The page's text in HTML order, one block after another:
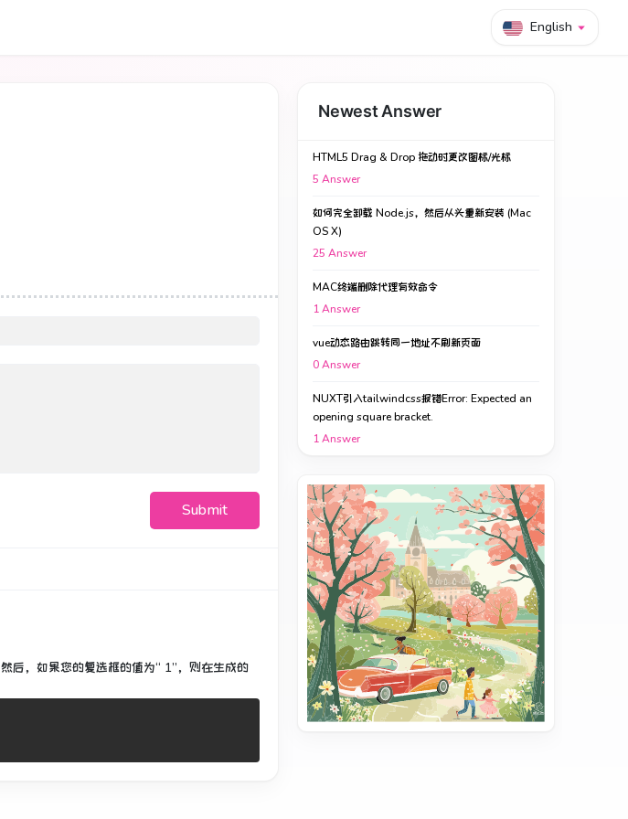
English
Submit
然后，如果您的复选框的值为“ 1”，则在生成的
Newest Answer
HTML5 Drag & Drop 拖动时更改图标/光标
5 Answer
如何完全卸载 Node.js，然后从头重新安装 (Mac
OS X)
25 Answer
MAC终端删除代理有效命令
1Answer
vue动态路由跳转同一地址不刷新页面
0Answer
NUXT引入tailwindcss报错Error: Expected an
opening square bracket.
1Answer